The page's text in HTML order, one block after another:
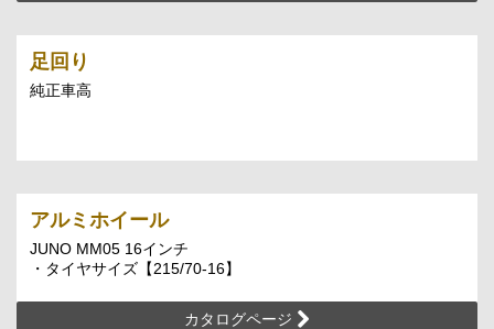
足回り
純正車高
アルミホイール
JUNO MM05 16インチ
・タイヤサイズ【215/70-16】
カタログページ